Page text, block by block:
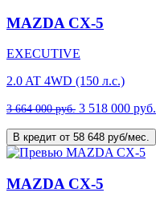
MAZDA CX-5
EXECUTIVE
2.0 AT 4WD (150 л.с.)
3 664 000 руб. 3 518 000 руб.
В кредит от 58 648 руб/мес.
MAZDA CX-5